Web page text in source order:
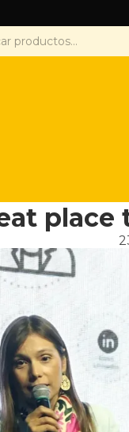
place